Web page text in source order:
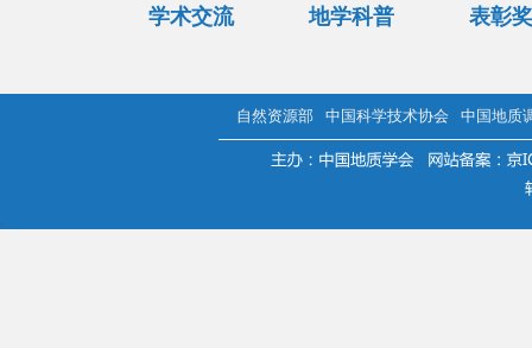
学术交流 地学科普 表彰
自然资源部 中国科学技术协会 中国地质
.